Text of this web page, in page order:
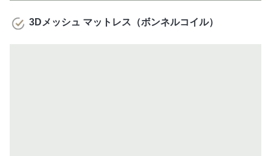
3Dメッシュ マットレス（ボンネルコイル）